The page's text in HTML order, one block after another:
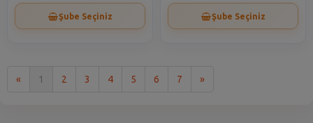
Şube Seçiniz Şube Seçiniz
« 1 2 3 4 5 6 7 »Son